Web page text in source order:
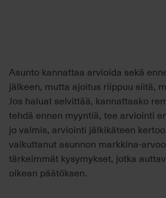
Asunto kannattaa arvioida sekä
jälkeen, mutta ajoitus riippuu siitä,
Jos haluat selvittää, kannattaako
tehdä ennen myyntiä, tee arviointi
jo valmis, arviointi jälkikäteen
vaikuttanut asunnon markkina-
tärkeimmät kysymykset, jotka
oikean päätöksen.